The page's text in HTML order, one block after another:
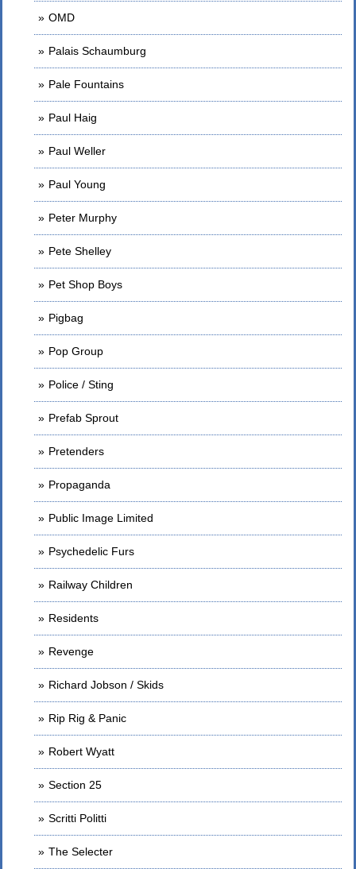
OMD
Palais Schaumburg
Pale Fountains
Paul Haig
Paul Weller
Paul Young
Peter Murphy
Pete Shelley
Pet Shop Boys
Pigbag
Pop Group
Police / Sting
Prefab Sprout
Pretenders
Propaganda
Public Image Limited
Psychedelic Furs
Railway Children
Residents
Revenge
Richard Jobson / Skids
Rip Rig & Panic
Robert Wyatt
Section 25
Scritti Politti
The Selecter